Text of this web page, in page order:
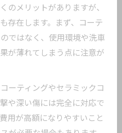
のメリットがありますが、
存在します。まず、コーテ
ではなく、使用環境や洗車
が薄れてしまう点に注意が
ーティングやセラミックコ
や深い傷には完全に対応で
用が高額になりやすいこと